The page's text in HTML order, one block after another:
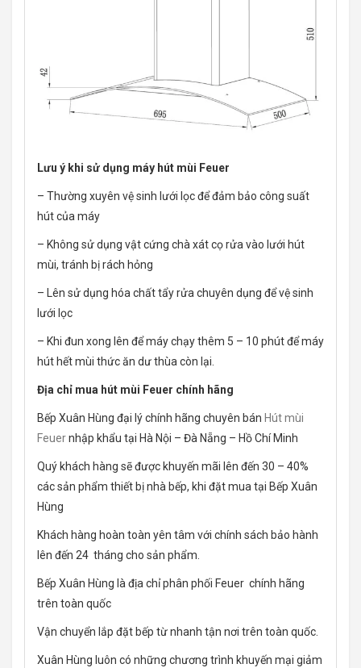
Lưu ý khi sử dụng máy hút mùi Feuer
– Thường xuyên vệ sinh lưới lọc để đảm bảo công suất
hút của máy
– Không sử dụng vật cứng chà xát cọ rửa vào lưới hút
mùi, tránh bị rách hỏng
– Lên sử dụng hóa chất tẩy rửa chuyên dụng để vệ sinh
lưới lọc
– Khi đun xong lên để máy chạy thêm 5 – 10 phút để máy
hút hết mùi thức ăn dư thùa còn lại.
Địa chỉ mua hút mùi Feuer chính hãng
Bếp Xuân Hùng đại lý chính hãng chuyên bán Hút mùi
Feuernhập khẩu tại Hà Nội – Đà Nẵng – Hồ Chí Minh
Quý khách hàng sẽ được khuyến mãi lên đến 30 – 40%
các sản phẩm thiết bị nhà bếp, khi đặt mua tại Bếp Xuân
Hùng
Khách hàng hoàn toàn yên tâm với chính sách bảo hành
lên đến 24 tháng cho sản phẩm.
Bếp Xuân Hùng là địa chỉ phân phối Feuer chính hãng
trên toàn quốc
Vận chuyển lắp đặt bếp từ nhanh tận nơi trên toàn quốc.
Xuân Hùng luôn có những chương trình khuyến mại giảm